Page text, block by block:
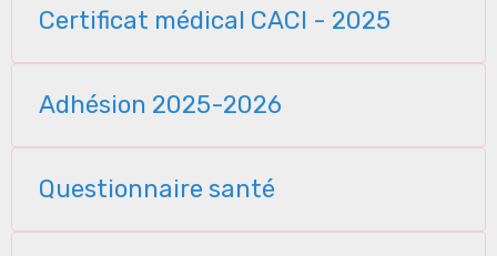
Certificat médical CACI - 2025
Adhésion 2025-2026
Questionnaire santé